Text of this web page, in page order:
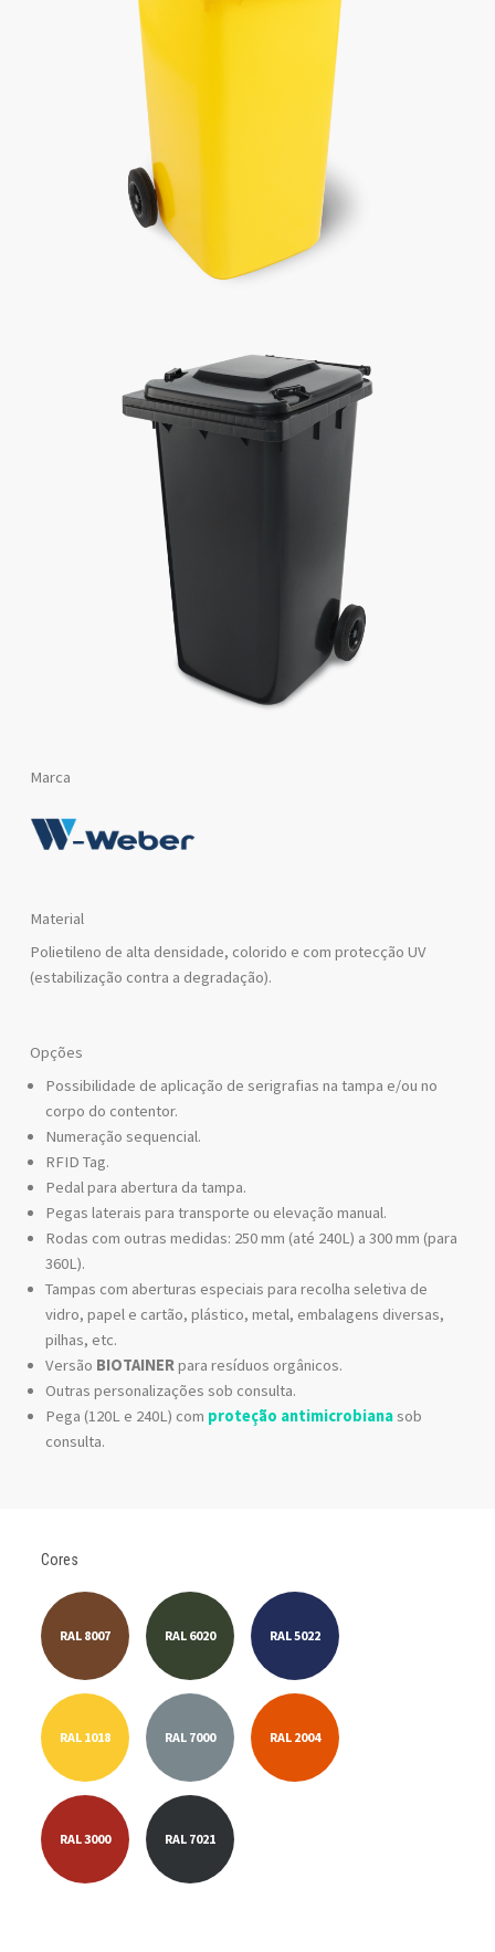
Marca
Material
Polietileno de alta densidade, colorido e com protecção UV
(estabilização contra a degradação).
Opções
Possibilidade de aplicação de serigrafias na tampa e/ou no
corpo do contentor.
Numeração sequencial.
RFID Tag.
Pedal para abertura da tampa.
Pegas laterais para transporte ou elevação manual.
Rodas com outras medidas: 250 mm (até 240L) a 300 mm (para
360L).
Tampas com aberturas especiais para recolha seletiva de
vidro, papel e cartão, plástico, metal, embalagens diversas,
pilhas, etc.
Versão BIOTAINERpara resíduos orgânicos.
Outras personalizações sob consulta.
Pega (120L e 240L) com proteção antimicrobianasob
consulta.
Cores
RAL 8007 RAL 6020 RAL 5022
RAL 1018 RAL 7000 RAL 2004
RAL 3000 RAL 7021